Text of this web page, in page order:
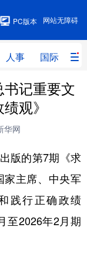
网站无障碍
PC版本
人事 国际 财
人事
体育
书记重要文
观》
华网
的第7期《求
家主席、中央军
践行正确政绩
至2026年2月期